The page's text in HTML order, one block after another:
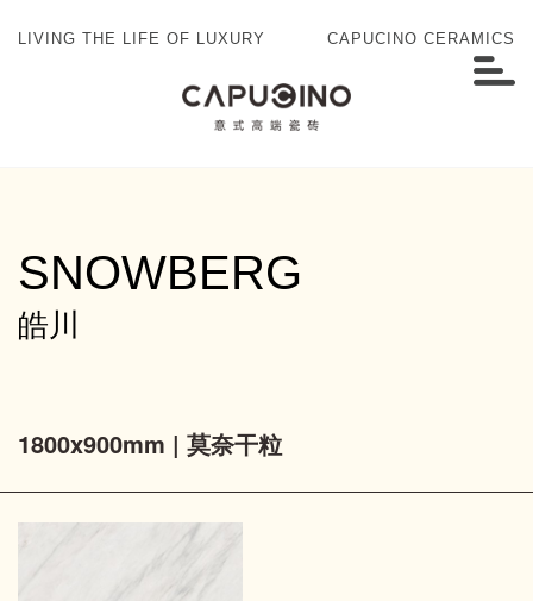
LIVING THE LIFE OF LUXURY CAPUCINO CERAMICS
SNOWBERG
皓川
1800x900mm | 莫奈干粒